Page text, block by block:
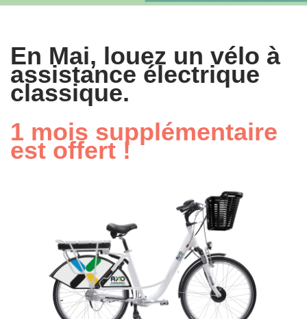
En Mai, louez un vélo à
assistance électrique
classique.
1 mois supplémentaire
est offert !